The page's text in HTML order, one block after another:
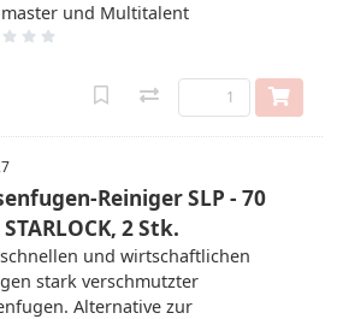
und Multitalent
Reiniger SLP - 70
2 Stk.
und wirtschaftlichen
stark verschmutzter
Alternative zur